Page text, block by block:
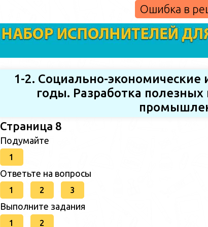
Ошибка в
1-2. Социально-
годы. Разработка
Страница 8
Подумайте
1
Ответьте на вопросы
1 2 3
Выполните задания
1 2